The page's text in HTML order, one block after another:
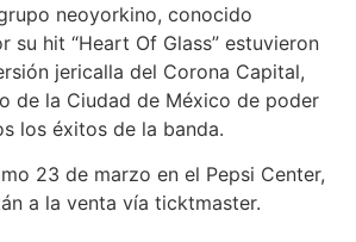
neoyorkino, conocido
su hit “Heart Of Glass” estuvieron
jericalla del Corona Capital,
de la Ciudad de México de poder
los éxitos de la banda.
23 de marzo en el Pepsi Center,
a la venta vía ticktmaster.